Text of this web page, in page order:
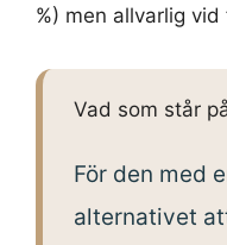
%) men allvarlig vid
Vad som står
För den med
alternativet